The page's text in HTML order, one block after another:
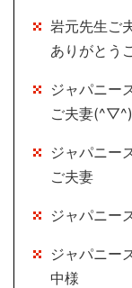
岩元先生ご
ありがとう
ジャパニー
ご夫妻
ジャパニー
ご夫妻
ジャパニー
ジャパニー
中様